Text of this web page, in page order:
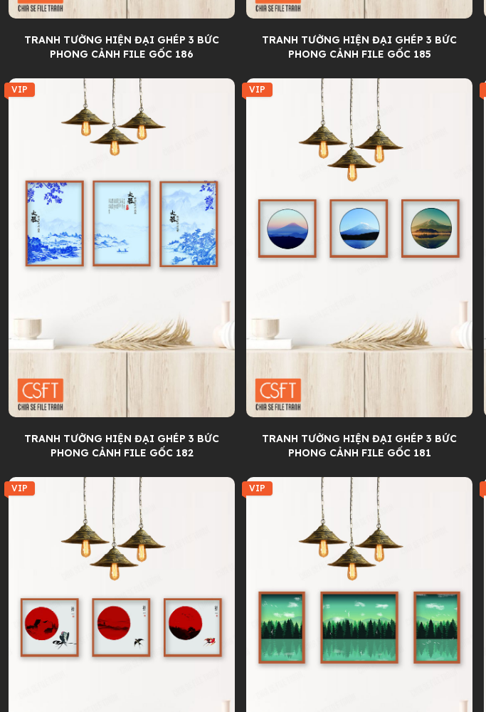
TRANH TƯỜNG HIỆN ĐẠI GHÉP 3 BỨC
PHONG CẢNH FILE GỐC 186
TRANH TƯỜNG HIỆN ĐẠI GHÉP 3 BỨC
PHONG CẢNH FILE GỐC 185
VIP
TRANH TƯỜNG HIỆN ĐẠI GHÉP 3 BỨC
PHONG CẢNH FILE GỐC 182
VIP
TRANH TƯỜNG HIỆN ĐẠI GHÉP 3 BỨC
PHONG CẢNH FILE GỐC 181
VIP VIP